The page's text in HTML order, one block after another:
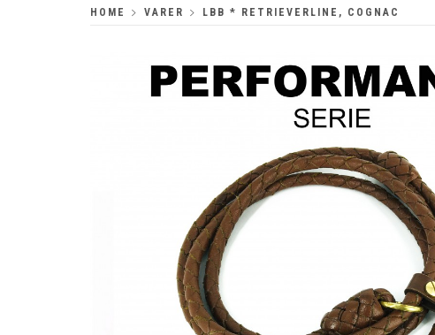
HOME VARER LBB * RETRIEVERLINE, COGNAC